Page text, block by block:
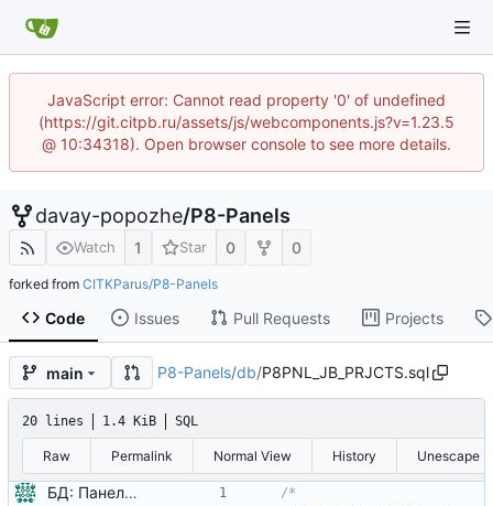
JavaScript error: Cannot read property '0' of undefined
(https://git.citpb.ru/assets/js/webcomponents.js?v=1.23.5
@ 10:34318). Open browser console to see more details.
davay-popozhe/P8-Panels
Watch 1 Star 0 0
forked from CITKParus/P8-Panels
Code Issues Pull Requests Projects
main P8-Panels/db/P8PNL_JB_PRJCTS.sql
20 lines 1.4 KiB SQL
Raw Permalink Normal View History Unescape
БД: Панель "Работы проектов" - инициализация буфера балансировки работ, список проектов, описание диаграммы Ганта для плана-графика проекта
/*